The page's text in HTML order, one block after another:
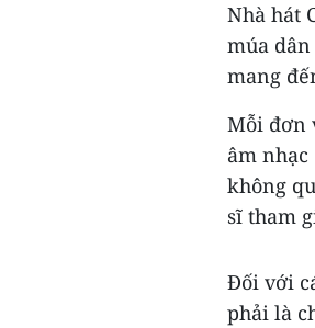
Nhà hát
múa
mang
Mỗi đơn
âm
không
sĩ tham
Đối với
phải là